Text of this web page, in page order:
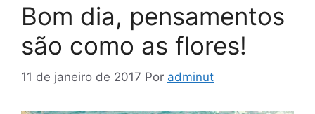
Bom dia, pensamentos
são como as flores!
11 de janeiro de 2017 Por adminut